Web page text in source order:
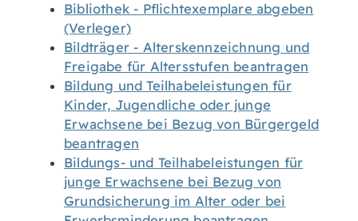
Bibliothek - Pflichtexemplare abgeben
(Verleger)
Bildträger - Alterskennzeichnung und
Freigabe für Altersstufen beantragen
Bildung und Teilhabeleistungen für
Kinder, Jugendliche oder junge
Erwachsene bei Bezug von Bürgergeld
beantragen
Bildungs- und Teilhabeleistungen für
junge Erwachsene bei Bezug von
Grundsicherung im Alter oder bei